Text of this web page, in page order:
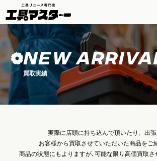
NEW
買取実績
実際に店頭に持ち込んで頂いたり、出張
お客様から買取させていただいた商品をご
商品の状態にもよりますが､可能な限り高価買取さ